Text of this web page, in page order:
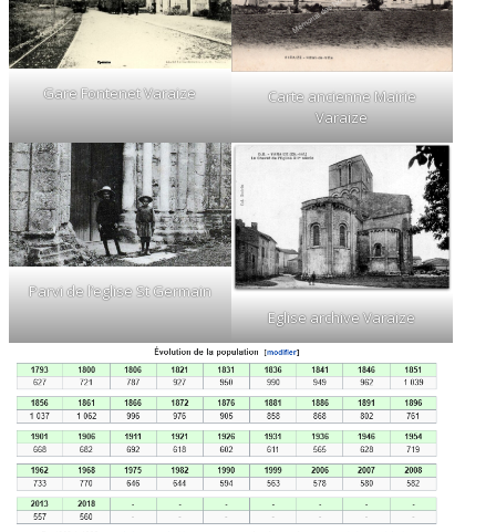
Gare Fontenet Varaize
Carte ancienne Mairie
Varaize
Parvi de l’eglise St Germain
Eglise archive Varaize